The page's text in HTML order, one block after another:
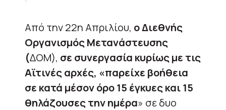
Από την 22η Απριλίου, ο Διεθνής
Οργανισμός Μετανάστευσης
(ΔΟΜ), σε συνεργασία κυρίως με τις
Αϊτινές αρχές, «παρείχε βοήθεια
σε κατά μέσον όρο 15 έγκυες και 15
θηλάζουσες την ημέρα» σε δυο